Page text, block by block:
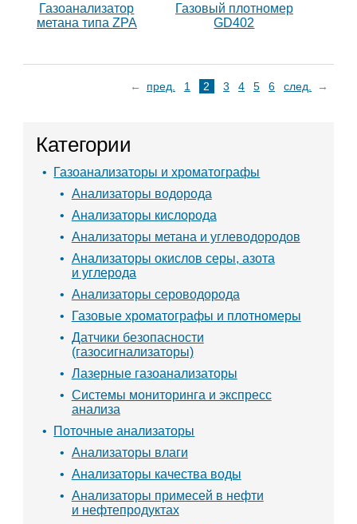
Газоанализатор
метана типа ZPA
Газовый плотномер
GD402
пред. 1 2 3 4 5 6 след.
Категории
Газоанализаторы и хроматографы
Анализаторы водорода
Анализаторы кислорода
Анализаторы метана и углеводородов
Анализаторы окислов серы, азота
и углерода
Анализаторы сероводорода
Газовые хроматографы и плотномеры
Датчики безопасности
(газосигнализаторы)
Лазерные газоанализаторы
Системы мониторинга и экспресс
анализа
Поточные анализаторы
Анализаторы влаги
Анализаторы качества воды
Анализаторы примесей в нефти
и нефтепродуктах